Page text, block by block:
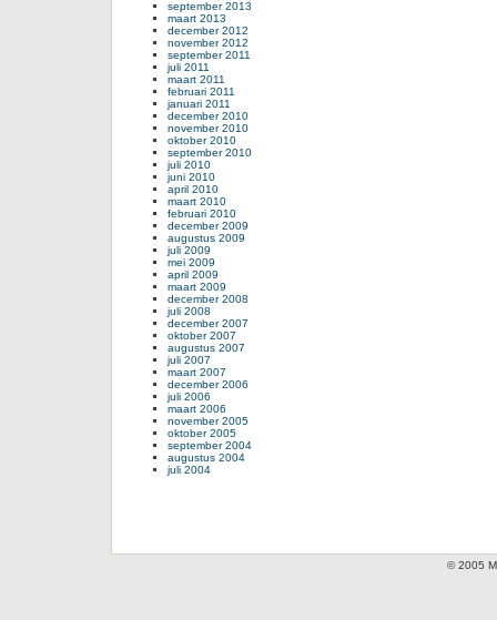
september 2013
maart 2013
december 2012
november 2012
september 2011
juli 2011
maart 2011
februari 2011
januari 2011
december 2010
november 2010
oktober 2010
september 2010
juli 2010
juni 2010
april 2010
maart 2010
februari 2010
december 2009
augustus 2009
juli 2009
mei 2009
april 2009
maart 2009
december 2008
juli 2008
december 2007
oktober 2007
augustus 2007
juli 2007
maart 2007
december 2006
juli 2006
maart 2006
november 2005
oktober 2005
september 2004
augustus 2004
juli 2004
© 2005